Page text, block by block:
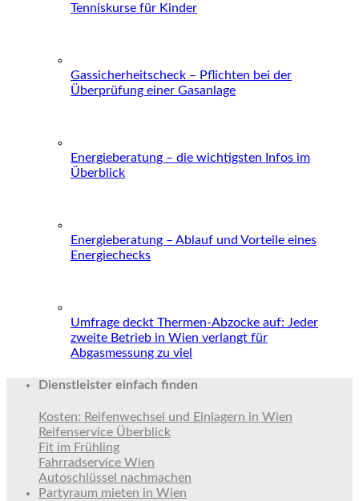
Tenniskurse für Kinder
Gassicherheitscheck – Pflichten bei der
Überprüfung einer Gasanlage
Energieberatung – die wichtigsten Infos im
Überblick
Energieberatung – Ablauf und Vorteile eines
Energiechecks
Umfrage deckt Thermen-Abzocke auf: Jeder
zweite Betrieb in Wien verlangt für
Abgasmessung zu viel
Dienstleister einfach finden
Kosten: Reifenwechsel und Einlagern in Wien
Reifenservice Überblick
Fit im Frühling
Fahrradservice Wien
Autoschlüssel nachmachen
Partyraum mieten in Wien